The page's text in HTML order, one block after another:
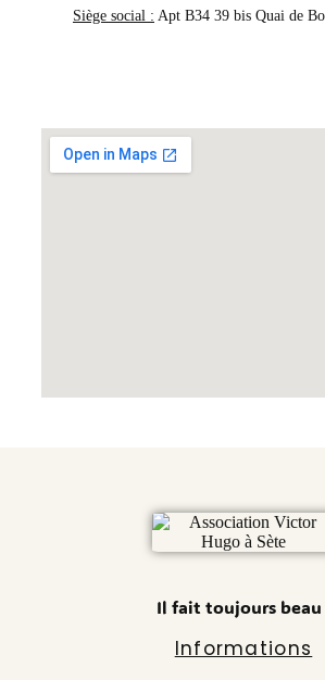
Siège social : Apt B34 39 bis Quai de
Il fait toujours beau
Informations